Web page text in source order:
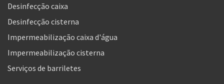
Desinfecção caixa
Desinfecção cisterna
Impermeabilização caixa d'água
Impermeabilização cisterna
Serviços de barriletes